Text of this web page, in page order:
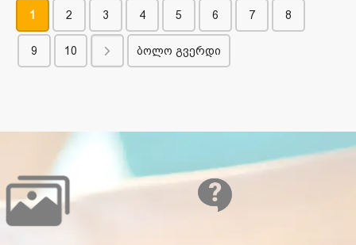
1 2 3 4 5 6 7 8
9 10 ბოლო გვერდი